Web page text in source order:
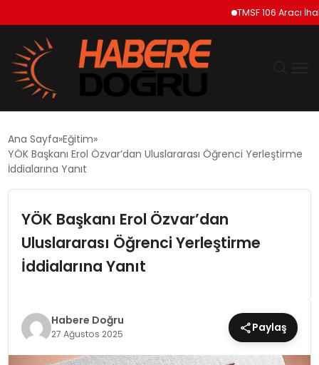
TMSF 106 Aracı
EKONOMİ
DÜNYA
SPOR
EĞİTİM
Ana Sayfa Eğitim
YÖK Başkanı Erol Özvar’dan Uluslararası Öğrenci Yerleştirme
İddialarına Yanıt
YÖK Başkanı Erol Özvar’dan
Uluslararası Öğrenci Yerleştirme
İddialarına Yanıt
Habere Doğru
27 Ağustos 2025 Paylaş